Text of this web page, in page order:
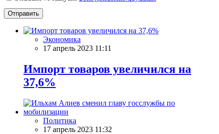
Отправить
Экономика
17 апрель 2023 11:11
Импорт товаров увеличился на
37,6%
Политика
17 апрель 2023 11:32